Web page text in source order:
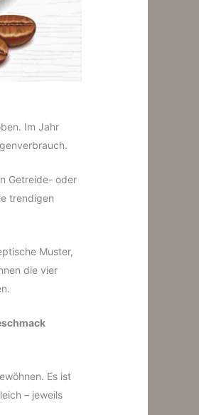
Im Jahr
Getreide- oder
trendigen
Muster,
die vier
Es ist
– jeweils